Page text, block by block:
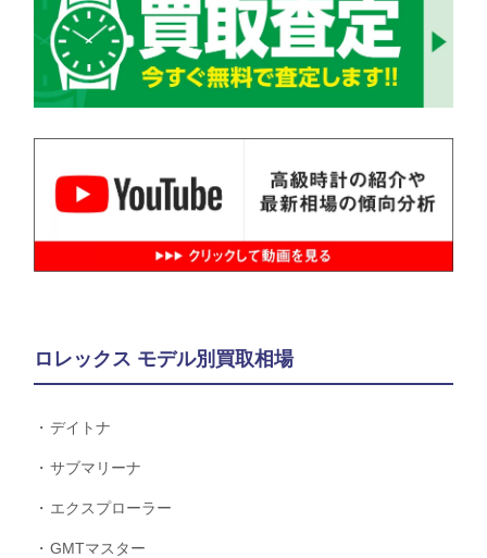
ロレックス モデル別買取相場
デイトナ
サブマリーナ
エクスプローラー
GMTマスター